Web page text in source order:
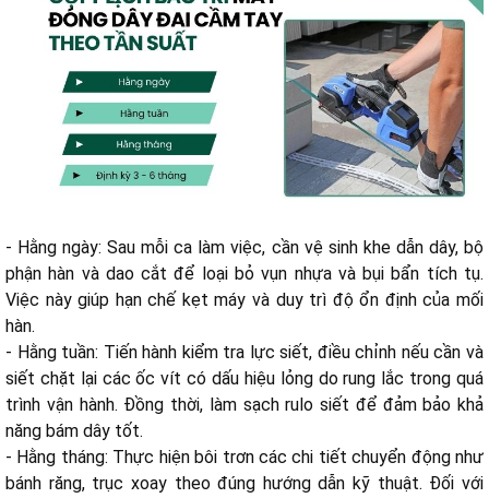
- Hằng ngày: Sau mỗi ca làm việc, cần vệ sinh khe dẫn dây, bộ
phận hàn và dao cắt để loại bỏ vụn nhựa và bụi bẩn tích tụ.
Việc này giúp hạn chế kẹt máy và duy trì độ ổn định của mối
hàn.
- Hằng tuần: Tiến hành kiểm tra lực siết, điều chỉnh nếu cần và
siết chặt lại các ốc vít có dấu hiệu lỏng do rung lắc trong quá
trình vận hành. Đồng thời, làm sạch rulo siết để đảm bảo khả
năng bám dây tốt.
- Hằng tháng: Thực hiện bôi trơn các chi tiết chuyển động như
bánh răng, trục xoay theo đúng hướng dẫn kỹ thuật. Đối với